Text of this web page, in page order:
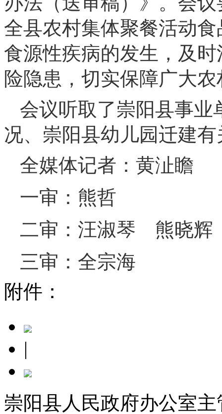
全县农村集体聚餐活动
食源性疾病的发生，及
险隐患，切实保障广大
会议听取了崇阳县事业
况、崇阳县幼儿园迁建
全媒体记者：黄沚瞻
一审：熊哲
二审：汪淑琴 熊晓辉
三审：全宗海
附件：
|
崇阳县人民政府办公室